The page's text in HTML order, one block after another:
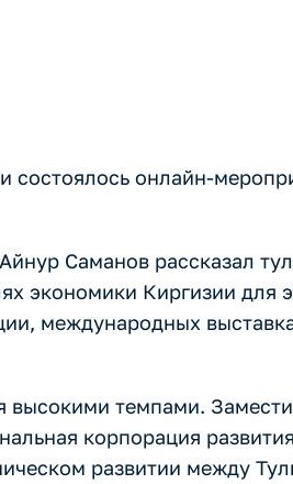
состоялось онлайн-
Саманов рассказал
экономики Киргизии для
международных
высокими темпами.
корпорация
развитии между